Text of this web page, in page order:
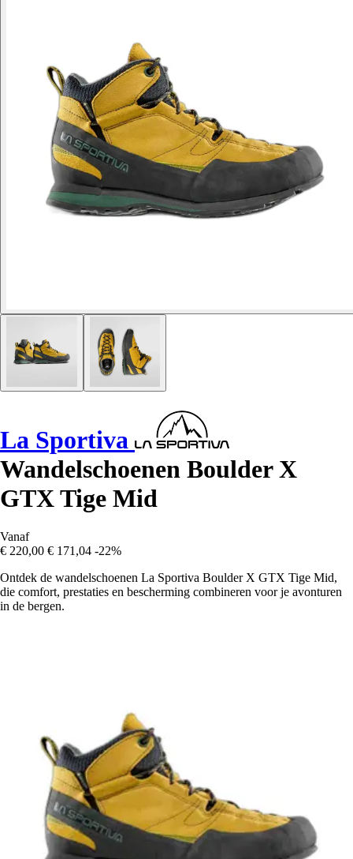
La Sportiva
Wandelschoenen Boulder X
GTX Tige Mid
Vanaf
€ 220,00 € 171,04 -22%
Ontdek de wandelschoenen La Sportiva Boulder X GTX Tige Mid,
die comfort, prestaties en bescherming combineren voor je avonturen
in de bergen.